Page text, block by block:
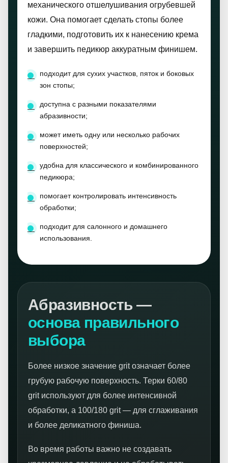
механического отшелушивания огрубевшей
кожи. Она помогает сделать стопы более
гладкими, подготовить их к нанесению крема
и завершить педикюр аккуратным финишем.
подходит для сухих участков, пяток и боковых
зон стопы;
доступна с разными показателями
абразивности;
может иметь одну или несколько рабочих
поверхностей;
удобна для классического и комбинированного
педикюра;
помогает контролировать интенсивность
обработки;
подходит для салонного и домашнего
использования.
Абразивность —
основа правильного
выбора
Более низкое значение grit означает более
грубую рабочую поверхность. Терки 60/80
grit используют для более интенсивной
обработки, а 100/180 grit — для сглаживания
и более деликатного финиша.
Во время работы важно не создавать